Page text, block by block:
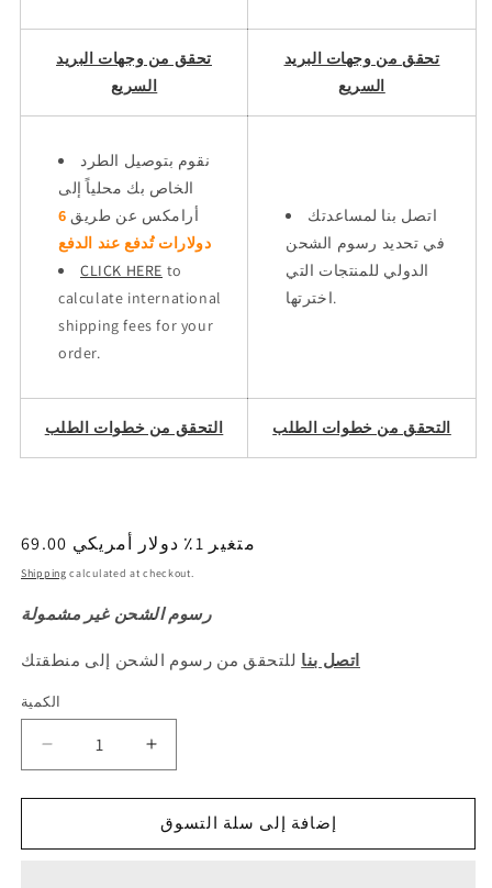
تحقق من وجهات البريد
السريع
تحقق من وجهات البريد
السريع
نقوم بتوصيل الطرد
الخاص بك محلياً إلى
أرامكس عن طريق 6
دولارات تُدفع عند الدفع
CLICK HERE to
calculate international
shipping fees for your
order.
اتصل بنا لمساعدتك
في تحديد رسوم الشحن
الدولي للمنتجات التي
اخترتها.
التحقق من خطوات الطلب التحقق من خطوات الطلب
السعر
العادي
69.00 متغير 1٪ دولار أمريكي
Shipping calculated at checkout.
رسوم الشحن غير مشمولة
اتصل بنا للتحقق من رسوم الشحن إلى منطقتك
الكمية
الكمية
Decrease
quantity
for
Arrizo
Increase
quantity
for
CEHRY
Arrizo
إضافة إلى سلة التسوق